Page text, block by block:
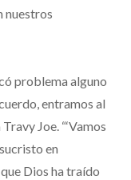
nuestros
problema alguno
entramos al
Joe. “‘Vamos
en
Dios ha traído